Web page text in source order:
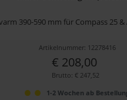
390-590 mm für Compass 25
Artikelnummer: 12278416
€ 208,00
Brutto: € 247,52
1-2 Wochen ab